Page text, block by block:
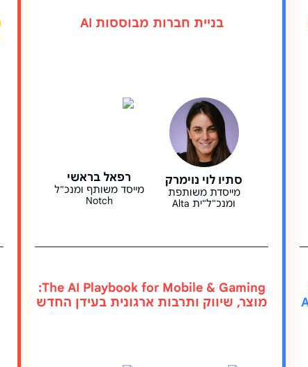
בניית חברות מבוססות AI
סתיו לוי נוימרק
מייסדת משותפת
ומנכ"ל"ית Alta
רפאל בראשי
מייסד משותף ומנכ"ל
Notch
The AI Playbook for Mobile & Gaming:
מוצר, שיווק ותרבות ארגונית בעידן החדש